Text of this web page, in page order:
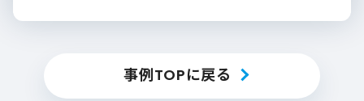
事例TOPに戻る